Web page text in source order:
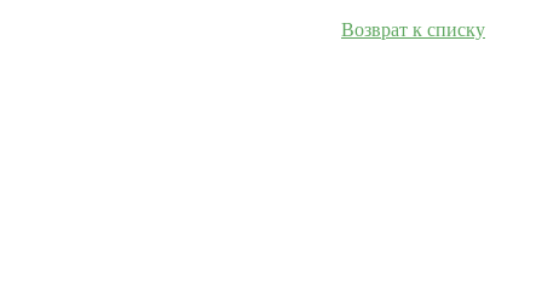
Возврат к списку